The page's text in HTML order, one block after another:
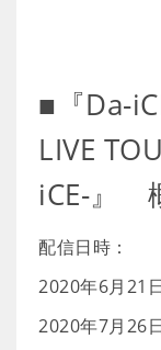
■『Da-
LIVE
iCE-』
配信日時：
2020年6月21
2020年7月26